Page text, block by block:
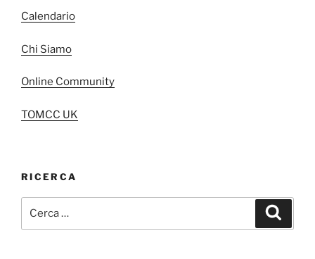
Calendario
Chi Siamo
Online Community
TOMCC UK
RICERCA